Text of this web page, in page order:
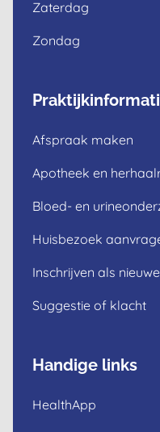
Zaterdag
Zondag
Afspraak maken
Apotheek en
Bloed- en
Huisbezoek
Inschrijven als
Suggestie of klacht
Handige links
HealthApp